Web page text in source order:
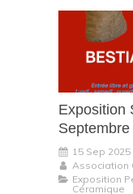
Exposition
15 Sep 2025
Association
Exposition
Céramique